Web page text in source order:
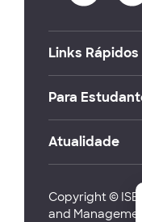
Links Rápidos
Para
Atualidade
Copyright ©
and